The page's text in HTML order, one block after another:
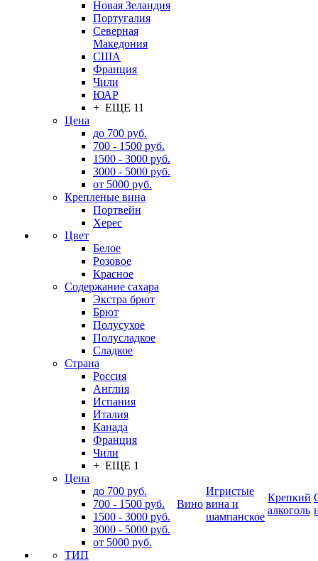
Новая Зеландия
Португалия
Северная
Македония
США
Франция
Чили
ЮАР
+ ЕЩЕ 11
Цена
до 700 руб.
700 - 1500 руб.
1500 - 3000 руб.
3000 - 5000 руб.
от 5000 руб.
Крепленые вина
Портвейн
Херес
Цвет
Белое
Розовое
Красное
Содержание сахара
Экстра брют
Брют
Полусухое
Полусладкое
Сладкое
Страна
Россия
Англия
Испания
Италия
Канада
Франция
Чили
+ ЕЩЕ 1
Цена
до 700 руб.
700 - 1500 руб.
1500 - 3000 руб.
3000 - 5000 руб.
от 5000 руб.
ТИП
Вино
Игристые
вина и
шампанское
Крепкий
алкоголь